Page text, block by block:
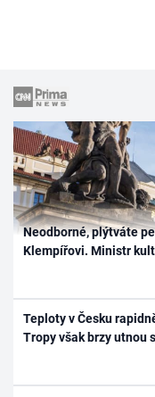
Neodborné, plýtváte
Klempířovi. Ministr
Teploty v Česku
Tropy však brzy utnou